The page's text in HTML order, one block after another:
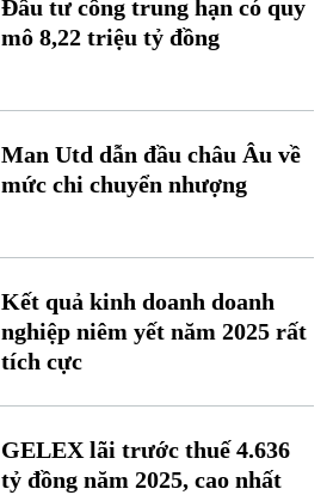
Đầu tư công trung hạn có quy
mô 8,22 triệu tỷ đồng
Man Utd dẫn đầu châu Âu về
mức chi chuyển nhượng
Kết quả kinh doanh doanh
nghiệp niêm yết năm 2025 rất
tích cực
GELEX lãi trước thuế 4.636
tỷ đồng năm 2025, cao nhất